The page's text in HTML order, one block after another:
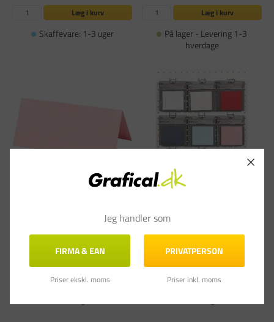
Læg i kurv
Skaffevare: 1-3 uger
Læg i kurv
På lager - Levering 1-3
hverdage
Læg i kurv Læg i kurv
Jeg handler som
FIRMA & EAN
Priser ekskl. moms
PRIVATPERSON
Priser inkl. moms